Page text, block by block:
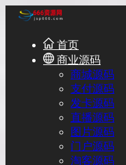
首页
商业源码
商城源码
支付源码
发卡源码
直播源码
图片源码
门户源码
淘客源码